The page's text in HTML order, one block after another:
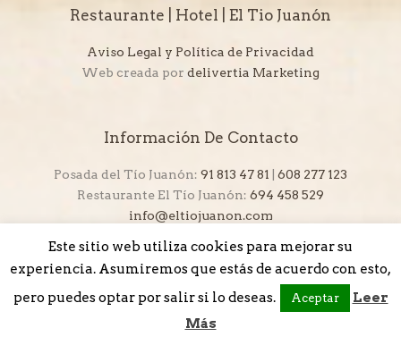
Restaurante | Hotel | El Tio Juanón
Aviso Legal y Política de Privacidad
Web creada por delivertia Marketing
Información De Contacto
Posada del Tío Juanón: 91 813 47 81
608 277 123
Restaurante El Tío Juanón: 694 458 529
info@eltiojuanon.com
Este sitio web utiliza cookies para mejorar su
experiencia. Asumiremos que estás de acuerdo con esto,
pero puedes optar por salir si lo deseas.
Aceptar
Leer
Más